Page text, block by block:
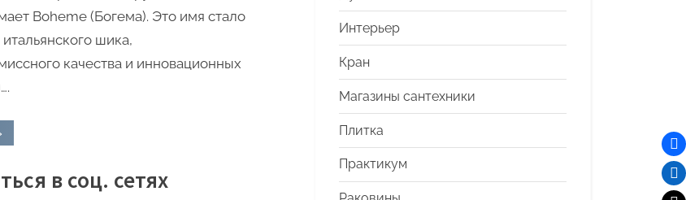
Boheme (Богема). Это имя стало
шика,
качества и инновационных
в соц. сетях
Интерьер
Кран
Магазины сантехники
Плитка
Практикум